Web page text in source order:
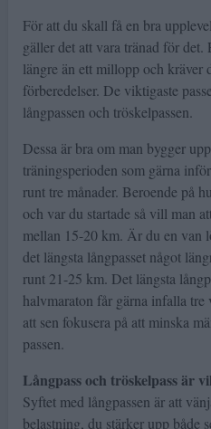
För att du skall få en bra
gäller det att vara tränad för
längre än ett millopp och kräver
förberedelser. De viktigaste
långpassen och tröskelpassen.
Dessa är bra om man bygger
träningsperioden som gärna
runt tre månader. Beroende på
och var du startade så vill man
mellan 15-20 km. Är du en van
det längsta långpasset något
runt 21-25 km. Det längsta
halvmaraton får gärna infalla
att sen fokusera på att minska
passen.
Långpass och tröskelpass är
Syftet med långpassen är att
belastning, du stärker upp både